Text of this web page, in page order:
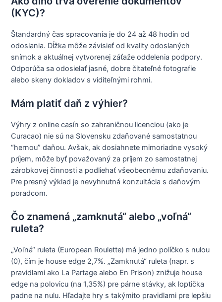
(KYC)?
Štandardný čas spracovania je do 24 až 48 hodín od
odoslania. Dĺžka môže závisieť od kvality odoslaných
snímok a aktuálnej vytvorenej záťaže oddelenia podpory.
Odporúča sa odosielať jasné, dobre čitateľné fotografie
alebo skeny dokladov s viditeľnými rohmi.
Mám platiť daň z výhier?
Výhry z online casín so zahraničnou licenciou (ako je
Curacao) nie sú na Slovensku zdaňované samostatnou
“hernou” daňou. Avšak, ak dosiahnete mimoriadne vysoký
príjem, môže byť považovaný za príjem zo samostatnej
zárobkovej činnosti a podliehať všeobecnému zdaňovaniu.
Pre presný výklad je nevyhnutná konzultácia s daňovým
poradcom.
Čo znamená „zamknutá“ alebo „voľná“
ruleta?
„Voľná“ ruleta (European Roulette) má jedno políčko s nulou
(0), čím je house edge 2,7%. „Zamknutá“ ruleta (napr. s
pravidlami ako La Partage alebo En Prison) znižuje house
edge na polovicu (na 1,35%) pre párne stávky, ak loptička
padne na nulu. Hľadajte hry s takýmito pravidlami pre lepšiu